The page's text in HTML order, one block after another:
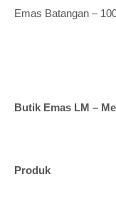
Emas Batangan
Butik Emas LM –